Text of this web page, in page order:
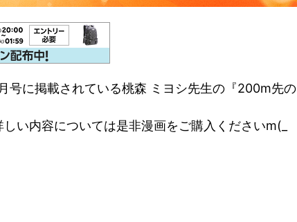
号に掲載されている桃森 ミヨシ先生の『200m先の
い内容については是非漫画をご購入くださいm(_